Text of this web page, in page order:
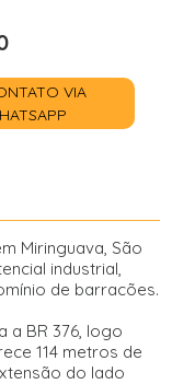
VIA
Miringuava, São
industrial,
de barracões.
a BR 376, logo
114 metros de
do lado